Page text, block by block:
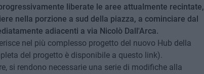
liberate le aree attualmente recintate,
nella porzione a sud della piazza, a cominciare dal
adiacenti a via Nicolò Dall'Arca.
nel più complesso progetto del nuovo Hub della
del progetto è disponibile a questo link).
si rendono necessarie una serie di modifiche alla